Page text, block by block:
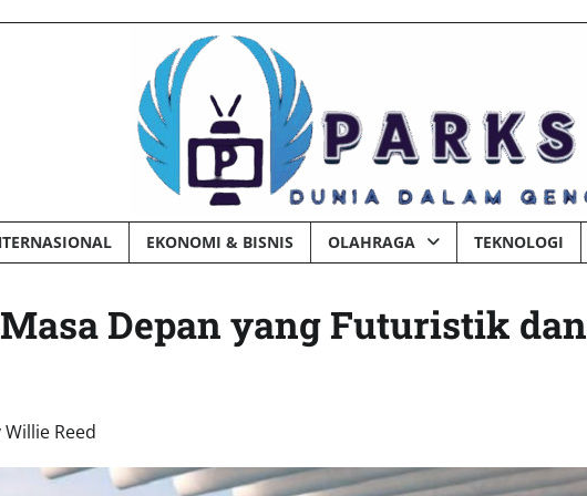
EKONOMI & BISNIS OLAHRAGA TEKNOLOGI
Depan yang Futuristik dan
Willie Reed